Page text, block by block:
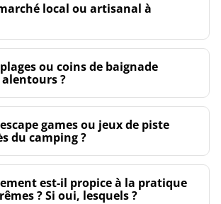
local ou artisanal à
ou coins de baignade
?
games ou jeux de piste
du camping ?
est-il propice à la pratique
? Si oui, lesquels ?